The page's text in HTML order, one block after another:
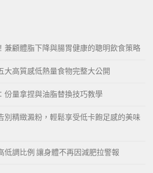
兼顧體脂下降與腸胃健康的聰明飲食策略
大高質感低熱量食物完整大公開
份量拿捏與油脂替換技巧教學
別精緻澱粉，輕鬆享受低卡飽足感的美味
低調比例 讓身體不再因減肥拉警報